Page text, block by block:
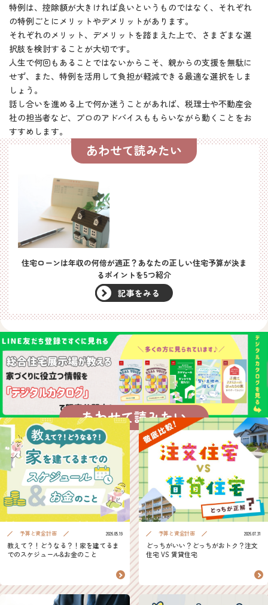
特例は、控除額が大きければ良いというものではなく、それぞれ
の特例ごとにメリットやデメリットがあります。
それぞれのメリット、デメリットを踏まえた上で、さまざまな選
択肢を検討することが大切です。
人生で何回もあることではないからこそ、親からの支援を無駄に
せず、また、特例を活用して負担が軽減できる最適な選択をしま
しょう。
話し合いを進める上で何か迷うことがあれば、税理士や不動産会
社の担当者など、プロのアドバイスももらいながら動くことをお
すすめします。
あわせて読みたい
住宅ローンは年収の何倍が適正？あなたの正しい住宅予算が決ま
るポイントを5つ紹介
記事をみる
あわせて読みたい
予算と資金計画 2026.05.19
教えて？！どうなる？！家を建てるま
でのスケジュール&お金のこと
予算と資金計画 2026.07.31
どっちがいい？どっちがおトク？注文
住宅 VS 賃貸住宅